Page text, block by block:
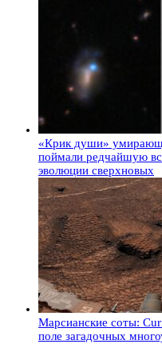
«Крик души»
поймали редчайшую
эволюции сверхновых
Марсианские соты:
поле загадочных